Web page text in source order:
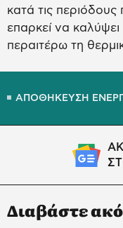
κατά τις
επαρκεί να καλύψει
περαιτέρω τη
ΑΠΟΘΗΚΕΥΣΗ
Διαβάστε